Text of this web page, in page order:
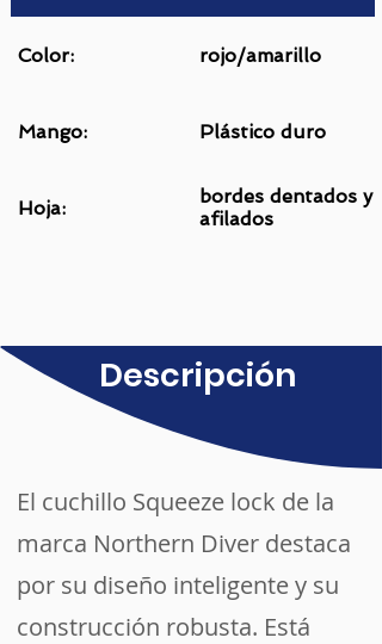
Color: rojo/amarillo
Mango: Plástico duro
Hoja:
bordes dentados y
afilados
¡Cotiza Aquí!
Descripción
El cuchillo Squeeze lock de la
marca Northern Diver destaca
por su diseño inteligente y su
construcción robusta. Está